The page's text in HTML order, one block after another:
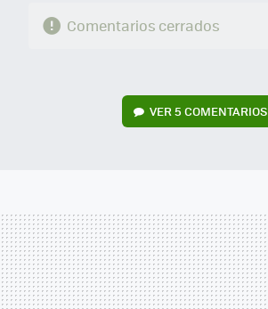
Comentarios cerrados
VER5 COMENTARIOS